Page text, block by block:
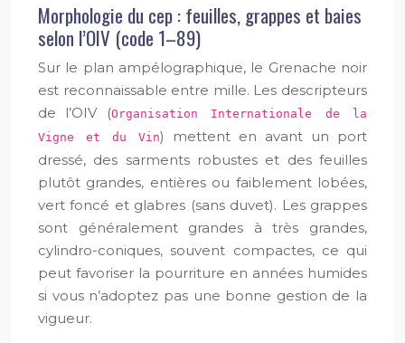
Morphologie du cep : feuilles, grappes et baies
selon l’OIV (code 1–89)
Sur le plan ampélographique, le Grenache noir
est reconnaissable entre mille. Les descripteurs
de l’OIV (Organisation Internationale de la
Vigne et du Vin) mettent en avant un port
dressé, des sarments robustes et des feuilles
plutôt grandes, entières ou faiblement lobées,
vert foncé et glabres (sans duvet). Les grappes
sont généralement grandes à très grandes,
cylindro-coniques, souvent compactes, ce qui
peut favoriser la pourriture en années humides
si vous n’adoptez pas une bonne gestion de la
vigueur.